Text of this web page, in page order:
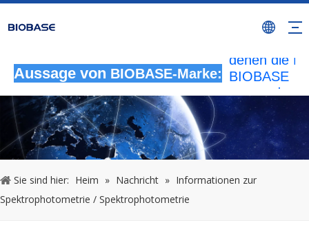
Aussage von BIOBASE-Marke:
Alle nicht
autorisierten
Aktivitäten,
denen die
BIOBASE
verwendet
werden als
rechtswidrige
Verletzung
Haftung
Sie sind hier: Heim » Nachricht » Informationen zur
Spektrophotometrie / Spektrophotometrie